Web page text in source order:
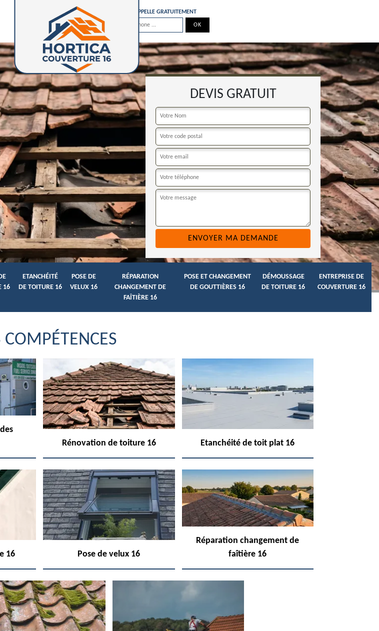
ON VOUS RAPPELLE GRATUITEMENT
DEVIS GRATUIT
16
ETANCHÉITÉ
DE TOITURE 16
POSE DE
VELUX 16
RÉPARATION
CHANGEMENT DE
FAÎTIÈRE 16
POSE ET CHANGEMENT
DE GOUTTIÈRES 16
DÉMOUSSAGE
DE TOITURE 16
ENTREPRISE DE
COUVERTURE 16
COMPÉTENCES
Rénovation de toiture 16 Etanchéité de toit plat 16
16 Pose de velux 16
Réparation changement de
faîtière 16